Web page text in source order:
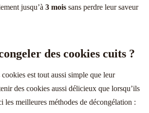
jusqu’à 3 mois sans perdre leur saveur
des cookies cuits ?
est tout aussi simple que leur
des cookies aussi délicieux que lorsqu’ils
les meilleures méthodes de décongélation :